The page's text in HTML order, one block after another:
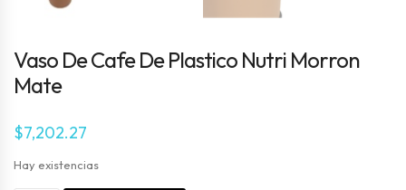
Vaso De Cafe De Plastico Nutri Morron
Mate
$7,202.27
Hay existencias